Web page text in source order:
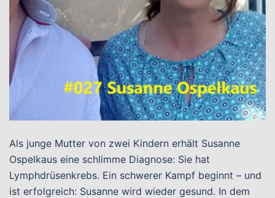
Als junge Mutter von zwei Kindern erhält Susanne
Ospelkaus eine schlimme Diagnose: Sie hat
Lymphdrüsenkrebs. Ein schwerer Kampf beginnt – und
ist erfolgreich: Susanne wird wieder gesund. In dem